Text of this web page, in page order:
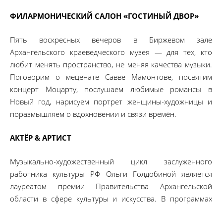
ФИЛАРМОНИЧЕСКИЙ САЛОН «ГОСТИНЫЙ ДВОР»
Пять воскресных вечеров в Биржевом зале
Архангельского краеведческого музея — для тех, кто
любит менять пространство, не меняя качества музыки.
Поговорим о меценате Савве Мамонтове, посвятим
концерт Моцарту, послушаем любимые романсы в
Новый год, нарисуем портрет женщины-художницы и
поразмышляем о вдохновении и связи времён.
АКТЁР & АРТИСТ
Музыкально-художественный цикл заслуженного
работника культуры РФ Ольги Голдобиной является
лауреатом премии Правительства Архангельской
области в сфере культуры и искусства. В программах